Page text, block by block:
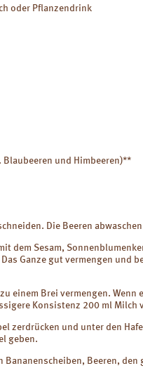
oder Pflanzendrink
und Himbeeren)**
Die Beeren
dem Sesam,
Ganze gut vermengen und
einem Brei vermengen.
Konsistenz 200 ml Milch
zerdrücken und unter den
geben.
Bananenscheiben, Beeren, den